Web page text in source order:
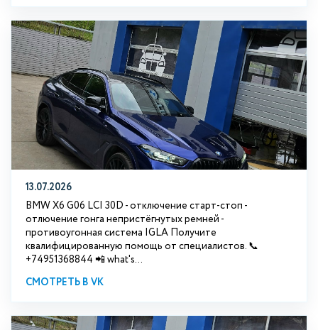
13.07.2026
BMW X6 G06 LCI 30D - отключение старт-стоп -
отлючение гонга непристёгнутых ремней -
противоугонная система IGLA Получите
квалифицированную помощь от специалистов. 📞
+74951368844 📲 what's...
СМОТРЕТЬ В VK